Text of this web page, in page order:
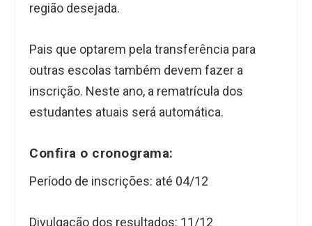
região desejada.
Pais que optarem pela transferência para
outras escolas também devem fazer a
inscrição. Neste ano, a rematrícula dos
estudantes atuais será automática.
Confira o cronograma:
Período de inscrições: até 04/12
Divulgação dos resultados: 11/12